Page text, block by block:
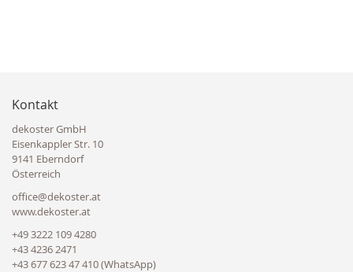
Kontakt
dekoster GmbH
Eisenkappler Str. 10
9141 Eberndorf
Österreich
office@dekoster.at
www.dekoster.at
+49 3222 109 4280
+43 4236 2471
+43 677 623 47 410 (WhatsApp)